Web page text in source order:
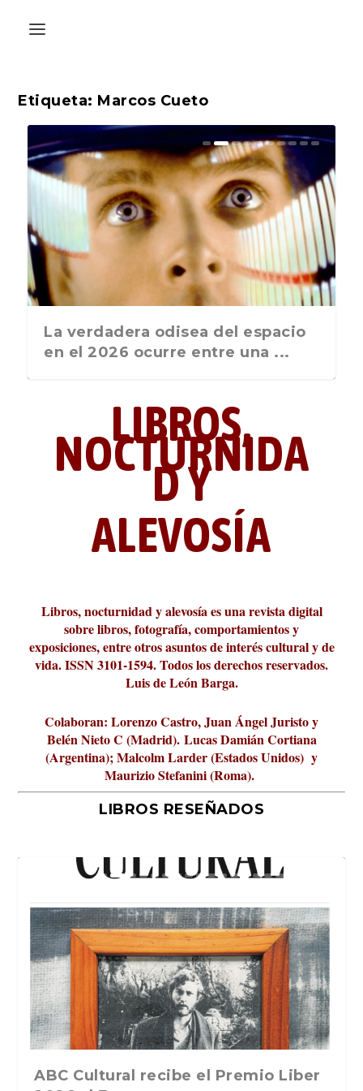
Etiqueta: Marcos Cueto
La última postal de la temporada
nos recuerda que nos vamos ...
La verdadera odisea del espacio
en el 2026 ocurre entre una ...
Liber 2026 al Fomento de la Le...
Revista Cultural Turia, númer...
10.000 pasos al día? Lo que d...
paisajística del mar de Sicil...
París
metafísicos de la novela ne...
LIBROS,
NOCTURNIDA
D Y
ALEVOSÍA
Libros, nocturnidad y alevosía es una revista digital
sobre libros, fotografía, comportamientos y
exposiciones, entre otros asuntos de interés cultural y de
vida. ISSN 3101-1594. Todos los derechos reservados.
Luis de León Barga.
Colaboran: Lorenzo Castro, Juan Ángel Juristo y
Belén Nieto C (Madrid). Lucas Damián Cortiana
(Argentina); Malcolm Larder (Estados Unidos) y
Maurizio Stefanini (Roma).
LIBROS RESEÑADOS
La verdadera odisea del espacio en
ABC Cultural recibe el Premio Liber
La cultura de la transgresión.